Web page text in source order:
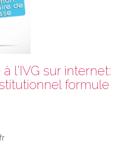
l'IVG sur internet:
formule